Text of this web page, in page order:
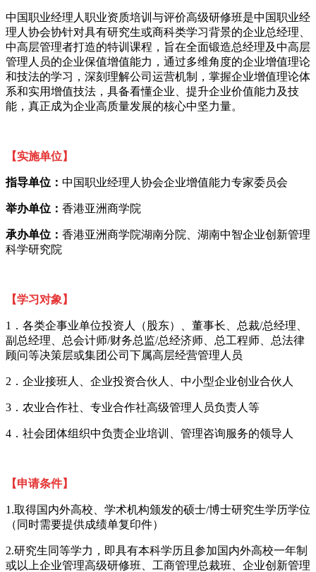
中国职业经理人 职业资质培训与评价高级研修班是中国职业经
理人协会协针对具有研究生或商科类学习背景的企业总经理、
中高层管理者打造的特训课程，旨在全面锻造总经理及中高层
管理人员的企业保值增值能力，通过多维角度的企业增值理论
和技法的学习，深刻理解公司运营机制，掌握企业增值理论体
系和实用增值技法， 具备看懂企业、提升企业价值能力及技
能，真正成为企业高质量发展的核心中坚力量。
【实施单位】
指导单位： 中国职业经理人协会企业增值能力专家委员会
举办单位： 香港亚洲商学院
承办单位： 香港亚洲商学院湖南分院、湖南中智企业创新管理
科学研究院
【学习对象】
1．各类企事业单位投资人（股东）、董事长、总裁/总经理、
副总经理 、总会计师/财务总监/总经济师、总工程师、总法律
顾问等决策层或集团公司下属高层经营管理人员
2．企业接班人、企业投资合伙人、中小型企业创业合伙人
3．农业合作社、专业合作社高级管理人员负责人等
4．社会团体组织中负责企业培训、管理咨询服务的领导人
【申请条件】
1.取得国内外高校、学术机构颁发的硕士/博士研究生学历学位
（同时需要提供成绩单复印件）
2.研究生同等学力，即具有本科学历且参加国内外高校一年制
或以上企业管理高级研修班、工商管理总裁班、企业创新管理